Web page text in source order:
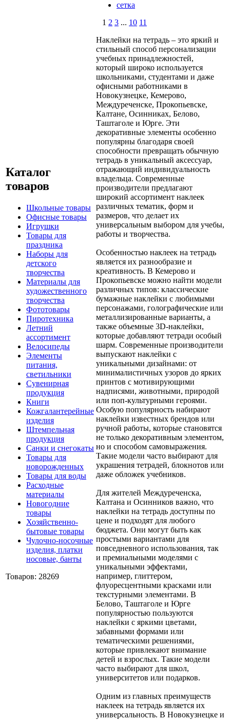
Каталог
товаров
Школьные товары
Офисные товары
Игрушки
Товары для
праздника
Наборы для
детского
творчества
Материалы для
художественного
творчества
Фототовары
Пиротехника
Летний
ассортимент
Велосипеды
Элементы
питания,
светильники
Сувенирная
продукция
Книги
Кожгалантерейные
изделия
Штемпельная
продукция
Санки и снегокаты
Товары для
новорожденных
Товары для воды
Расходные
материалы
Новогодние
товары
Хозяйственно-
бытовые товары
Чулочно-носочные
изделия, платки
носовые, банты
Товаров: 28269
сетка
1 2 3 ... 10 11
Наклейки на тетрадь – это яркий и
стильный способ персонализации
учебных принадлежностей,
который широко используется
школьниками, студентами и даже
офисными работниками в
Новокузнецке, Кемерово,
Междуреченске, Прокопьевске,
Калтане, Осинниках, Белово,
Таштаголе и Юрге. Эти
декоративные элементы особенно
популярны благодаря своей
способности превращать обычную
тетрадь в уникальный аксессуар,
отражающий индивидуальность
владельца. Современные
производители предлагают
широкий ассортимент наклеек
различных тематик, форм и
размеров, что делает их
универсальным выбором для учебы,
работы и творчества.
Особенностью наклеек на тетрадь
является их разнообразие и
креативность. В Кемерово и
Прокопьевске можно найти модели
различных типов: классические
бумажные наклейки с любимыми
персонажами, голографические или
металлизированные варианты, а
также объемные 3D-наклейки,
которые добавляют тетради особый
шарм. Современные производители
выпускают наклейки с
уникальными дизайнами: от
минималистичных узоров до ярких
принтов с мотивирующими
надписями, животными, природой
или поп-культурными героями.
Особую популярность набирают
наклейки известных брендов или
ручной работы, которые становятся
не только декоративным элементом,
но и способом самовыражения.
Такие модели часто выбирают для
украшения тетрадей, блокнотов или
даже обложек учебников.
Для жителей Междуреченска,
Калтана и Осинников важно, что
наклейки на тетрадь доступны по
цене и подходят для любого
бюджета. Они могут быть как
простыми вариантами для
повседневного использования, так
и премиальными моделями с
уникальными эффектами,
например, глиттером,
флуоресцентными красками или
текстурными элементами. В
Белово, Таштаголе и Юрге
популярностью пользуются
наклейки с яркими цветами,
забавными формами или
тематическими решениями,
которые привлекают внимание
детей и взрослых. Такие модели
часто выбирают для школ,
университетов или подарков.
Одним из главных преимуществ
наклеек на тетрадь является их
универсальность. В Новокузнецке и